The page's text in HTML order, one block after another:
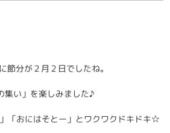
分が２月２日でしたね。
集い」を楽しみました♪
「おにはそとー」とワクワクドキドキ☆